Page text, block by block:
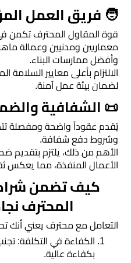
ورق
حائط
بالجدران
ديكورات
​🧑‍ فريق العمل
​قوة المقاول المحترف
معماريين ومدنيين وعمالة
وأفضل ممارسات البناء.
لضمان بيئة عمل آمنة.
​📜 الشفافية
​يُقدم عقوداً واضحة ومفصلة
وشروط دفع شفافة.
​الأهم من ذلك، يلتزم بتقديم
الأعمال المنفذة، مما يعكس
​كيف تضمن
المحترف
​التعامل مع محترف يعني أنك
​الكفاءة في التكلفة:
بكفاءة عالية.